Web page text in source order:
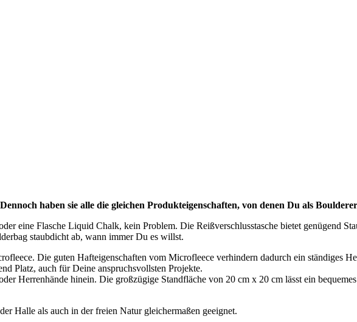
haben sie alle die gleichen Produkteigenschaften, von denen Du als
eine Flasche Liquid Chalk, kein Problem. Die Reißverschlusstasche bietet genügend
staubdicht ab, wann immer Du es willst.
Die guten Hafteigenschaften vom Microfleece verhindern dadurch ein ständiges
Platz, auch für Deine anspruchsvollsten Projekte.
Herrenhände hinein. Die großzügige Standfläche von 20 cm x 20 cm lässt ein
Halle als auch in der freien Natur gleichermaßen geeignet.